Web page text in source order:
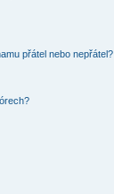
přátel nebo nepřátel?